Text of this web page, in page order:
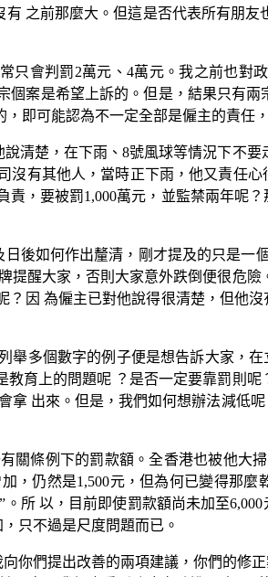
之前那麼大。但這是否代表所有朋
會判罰2萬元、4萬元。我之前也對
個案是希望上訴的。但是，結果只有
即可能認為不一定全部是僱主的責任
清楚，在下雨、8號風球等情況下不
有其他人，當時正下雨，他又責任
，要被罰1,000萬元，並監禁兩年呢
後如何作出釐清，剛才提及的只是
醒大家，否則大家意外跌倒便很危
因 為僱主已對他說得很清楚，但他
多個數字的例子便是想告訴大家，
育上的問題呢 ？是否一定要靠罰則
出來。但是，我們如何想辦法減低
條例下的罰款額。全香港也被他大
，仍然是1,500元，但為何已變得那
所 以，目前即使罰款額尚未加至
只不過是尺度問題而已。
你們提出改善的兩項建議，你們的修